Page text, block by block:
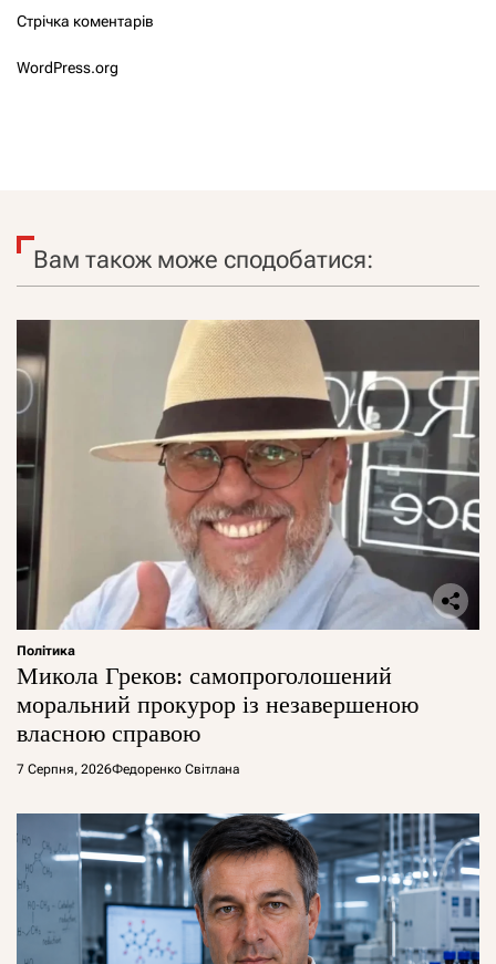
Стрічка коментарів
WordPress.org
Вам також може сподобатися:
Політика
Микола Греков: самопроголошений
моральний прокурор із незавершеною
власною справою
7 Серпня, 2026Федоренко Світлана